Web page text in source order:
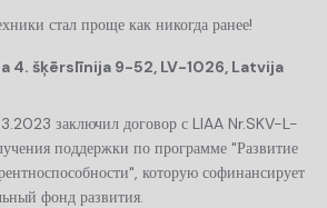
стал проще как никогда ранее!
4. šķērslīnija 9-52, LV-1026, Latvija
заключил договор с LIAA Nr.SKV-L-
поддержки по программе "Развитие
которую софинансирует
фонд развития.